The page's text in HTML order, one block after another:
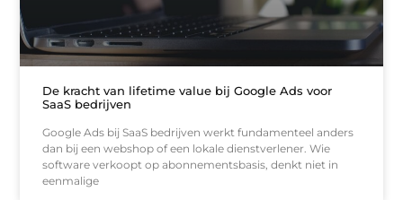
De kracht van lifetime value bij Google Ads voor
SaaS bedrijven
Google Ads bij SaaS bedrijven werkt fundamenteel anders
dan bij een webshop of een lokale dienstverlener. Wie
software verkoopt op abonnementsbasis, denkt niet in
eenmalige